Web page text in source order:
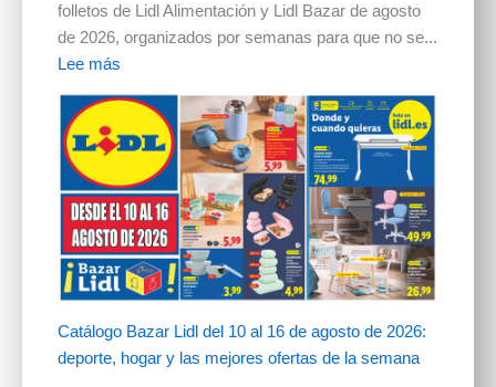
folletos de Lidl Alimentación y Lidl Bazar de agosto
de 2026, organizados por semanas para que no se...
Lee más
Catálogo Bazar Lidl del 10 al 16 de agosto de 2026:
deporte, hogar y las mejores ofertas de la semana